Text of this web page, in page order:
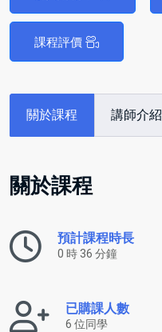
課程評價
關於課程 講師介紹
關於課程
預計課程時長
0 時 36 分鐘
已購課人數
6 位同學